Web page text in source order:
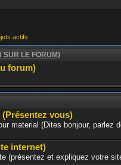
actifs
SUR LE FORUM)
forum)
(Présentez vous)
material (Dites bonjour, parlez
internet)
(présentez et expliquez votre